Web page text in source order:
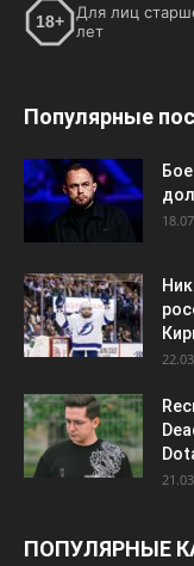
18+
Для лиц
лет
Популярные
ПОПУЛЯРНЫЕ